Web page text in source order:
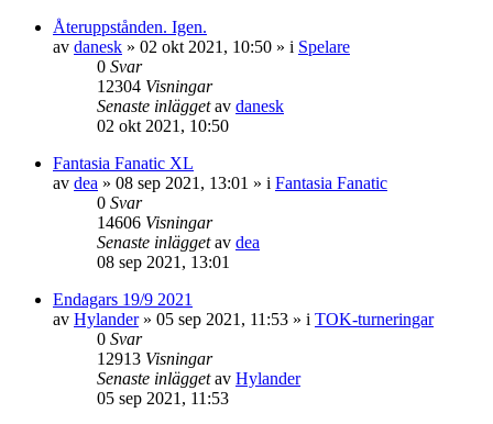
Återuppstånden. Igen.
av danesk » 02 okt 2021, 10:50 » i Spelare
0 Svar
12304 Visningar
Senaste inläggetav danesk
02 okt 2021, 10:50
Fantasia Fanatic XL
av dea » 08 sep 2021, 13:01 » i Fantasia Fanatic
0 Svar
14606 Visningar
Senaste inläggetav dea
08 sep 2021, 13:01
Endagars 19/9 2021
av Hylander» 05 sep 2021, 11:53 » i TOK-turneringar
0 Svar
12913 Visningar
Senaste inläggetav Hylander
05 sep 2021, 11:53